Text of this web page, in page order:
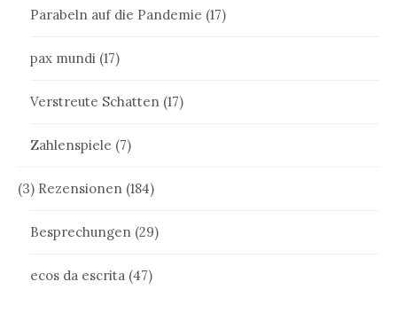
Parabeln auf die Pandemie (17)
pax mundi (17)
Verstreute Schatten (17)
Zahlenspiele (7)
(3) Rezensionen (184)
Besprechungen (29)
ecos da escrita (47)